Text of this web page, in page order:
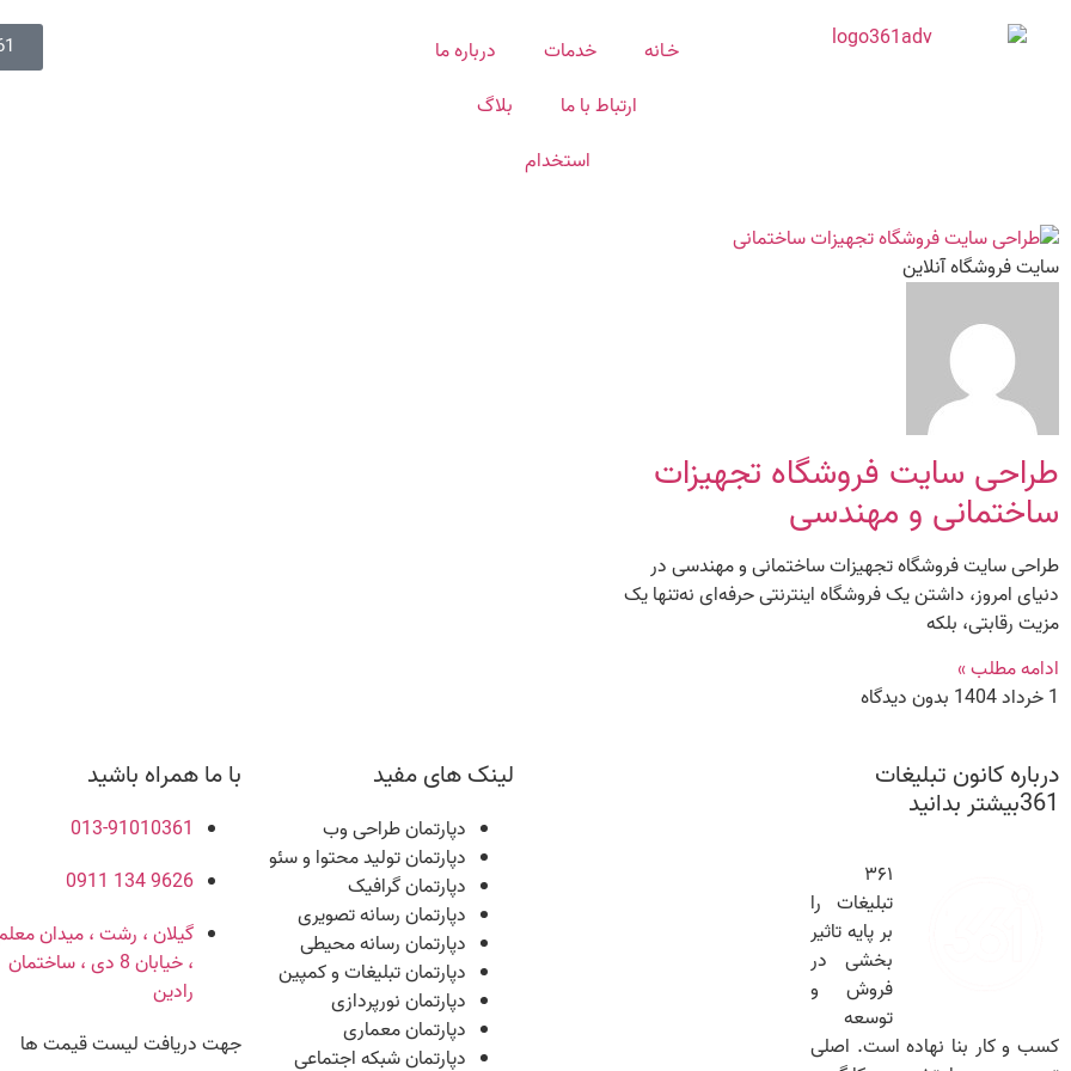
خـانه خدمات
درباره ما
ارتباط با ما
بلاگ
استخدام
سایت فروشگاه آنلاین
طراحی سایت فروشگاه تجهیزات
ساختمانی و مهندسی
طراحی سایت فروشگاه تجهیزات ساختمانی و مهندسی در
دنیای امروز، داشتن یک فروشگاه اینترنتی حرفه‌ای نه‌تنها یک
مزیت رقابتی، بلکه
ادامه مطلب »
1 خرداد 1404
بدون دیدگاه
درباره کانون تبلیغات
361بیشتر بدانید
۳۶۱
تبلیغات را
بر پایه تاثیر
بخشی در
فروش و
توسعه
کسب و کار بنا نهاده است. اصلی
لینک های مفید
دپارتمان طراحی وب
دپارتمان تولید محتوا و سئو
دپارتمان گرافیک
دپارتمان رسانه تصویری
دپارتمان رسانه محیطی
دپارتمان تبلیغات و کمپین
دپارتمان نورپردازی
دپارتمان معماری
دپارتمان شبکه اجتماعی
با ما همراه باشید
013-91010361
9626 134 0911
گیلان ، رشت ، میدان
، خیابان 8 دی ، ساختمان
رادین
جهت دریافت لیست قیمت ها